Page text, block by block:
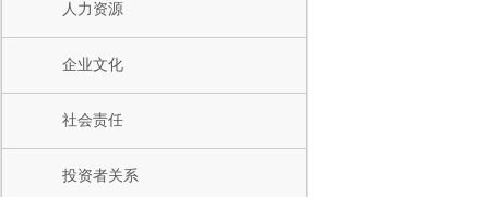
人力资源
企业文化
社会责任
投资者关系